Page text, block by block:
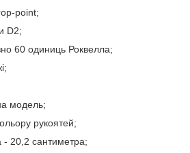
point;
D2;
60 одиниць Роквелла;
модель;
рукоятей;
- 20,2 сантиметра;